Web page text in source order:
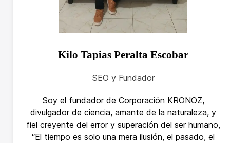
Kilo Tapias Peralta Escobar
SEO y Fundador
Soy el fundador de Corporación KRONOZ,
divulgador de ciencia, amante de la naturaleza, y
fiel creyente del error y superación del ser humano,
“El tiempo es solo una mera ilusión, el pasado, el